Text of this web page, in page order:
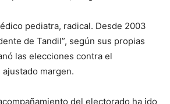
pediatra, radical. Desde 2003
de Tandil”, según sus propias
las elecciones contra el
margen.
del electorado ha ido